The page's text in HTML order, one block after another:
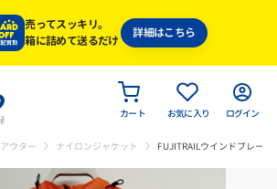
売ってスッキリ。
箱に詰めて送るだけ
詳細はこちら
カート お気に入り ログイン
アウター ナイロンジャケット FUJITRAILウインドブレーカ